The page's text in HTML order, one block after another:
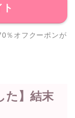
％オフクーポンが
た】結末